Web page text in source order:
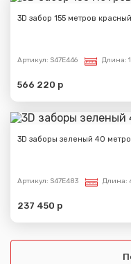
3D забор 155 метров
Артикул: S47E446 Длина:
566 220 р
3D заборы зеленый 40
Артикул: S47E483 Длина:
237 450 р